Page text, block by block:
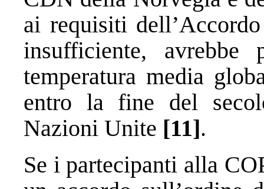
ai requisiti
insufficiente,
temperatura media
entro la fine del
Nazioni Unite [11].
Se i partecipanti alla